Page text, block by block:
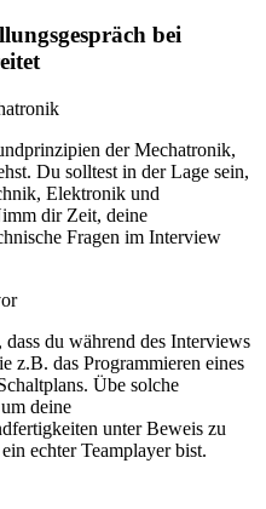
bei
der Mechatronik,
Du solltest in der Lage sein,
Elektronik und
dir Zeit, deine
Fragen im Interview
du während des Interviews
z.B. das Programmieren eines
Übe solche
deine
unter Beweis zu
echter Teamplayer bist.